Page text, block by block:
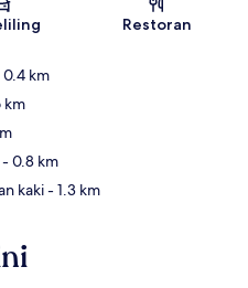
Peta
Restoran
km
km
- 0.8 km
kaki- 1.3 km